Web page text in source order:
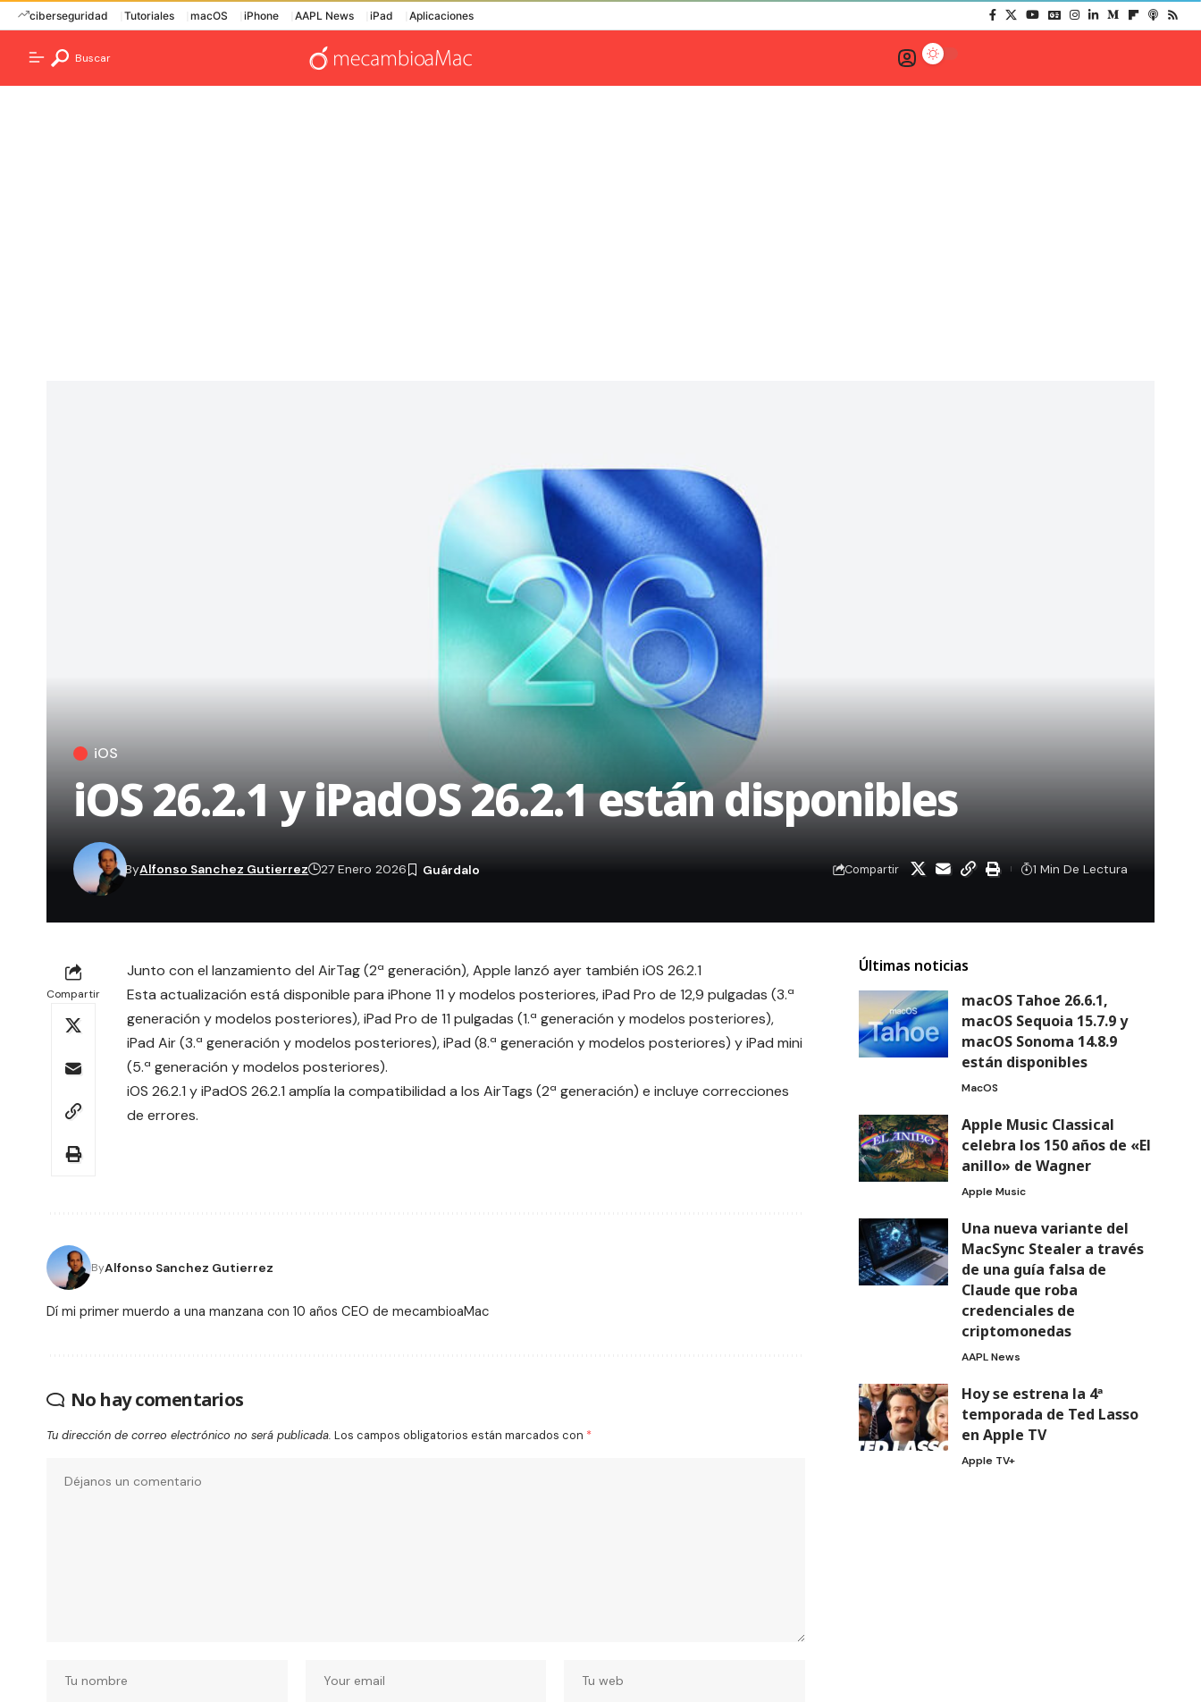
ciberseguridad Tutoriales macOS iPhone AAPL News iPad Aplicaciones
Buscar
iOS
iOS 26.2.1 y iPadOS 26.2.1 están disponibles
ByAlfonso Sanchez Gutierrez 27 Enero 2026 Compartir 1 Min De Lectura
Compartir
Junto con el lanzamiento del AirTag (2ª generación), Apple lanzó ayer también iOS 26.2.1
Esta actualización está disponible para iPhone 11 y modelos posteriores, iPad Pro de 12,9 pulgadas (3.ª
generación y modelos posteriores), iPad Pro de 11 pulgadas (1.ª generación y modelos posteriores),
iPad Air (3.ª generación y modelos posteriores), iPad (8.ª generación y modelos posteriores) y iPad mini
(5.ª generación y modelos posteriores).
iOS 26.2.1 y iPadOS 26.2.1 amplía la compatibilidad a los AirTags (2ª generación) e incluye correcciones
de errores.
ByAlfonso Sanchez Gutierrez
Dí mi primer muerdo a una manzana con 10 años CEO de mecambioaMac
No hay comentarios
Tu dirección de correo electrónico no será publicada. Los campos obligatorios están marcados con *
Últimas noticias
macOS Tahoe 26.6.1,
macOS Sequoia 15.7.9 y
macOS Sonoma 14.8.9
están disponibles
MacOS
Apple Music Classical
celebra los 150 años de «El
anillo» de Wagner
Apple Music
Una nueva variante del
MacSync Stealer a través
de una guía falsa de
Claude que roba
credenciales de
criptomonedas
AAPL News
Hoy se estrena la 4ª
temporada de Ted Lasso
en Apple TV
Apple TV+